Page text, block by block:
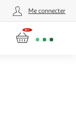
Me connecter